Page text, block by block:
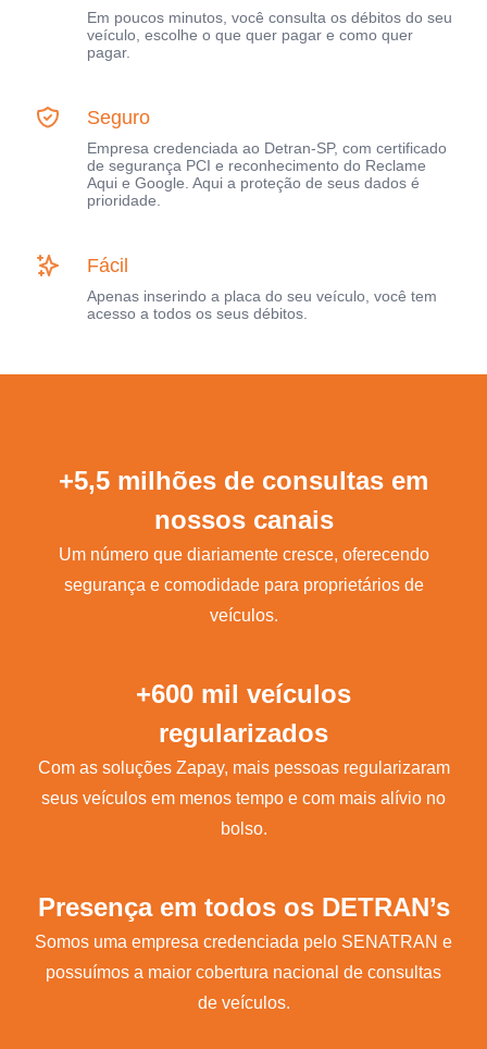
Em poucos minutos, você consulta os débitos do seu
veículo, escolhe o que quer pagar e como quer
pagar.
Seguro
Empresa credenciada ao Detran-SP, com certificado
de segurança PCI e reconhecimento do Reclame
Aqui e Google. Aqui a proteção de seus dados é
prioridade.
Fácil
Apenas inserindo a placa do seu veículo, você tem
acesso a todos os seus débitos.
+5,5 milhões de consultas em
nossos canais
Um número que diariamente cresce, oferecendo
segurança e comodidade para proprietários de
veículos.
+600 mil veículos
regularizados
Com as soluções Zapay, mais pessoas regularizaram
seus veículos em menos tempo e com mais alívio no
bolso.
Presença em todos os DETRAN’s
Somos uma empresa credenciada pelo SENATRAN e
possuímos a maior cobertura nacional de consultas
de veículos.